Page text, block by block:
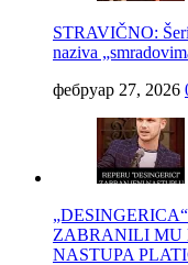
STRAVIČNO:
naziva
фебруар 27, 2026
ZABRANILI MU
NASTUPA